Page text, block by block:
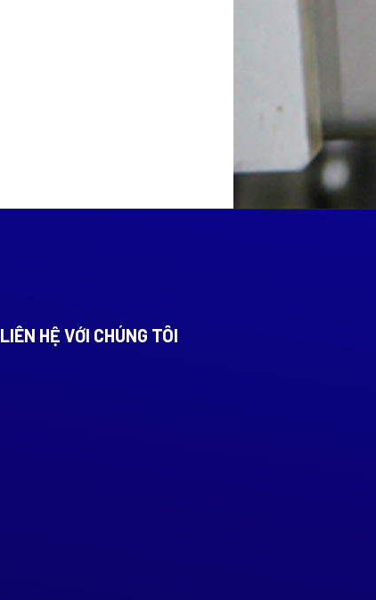
LIÊN HỆ VỚI CHÚNG TÔI